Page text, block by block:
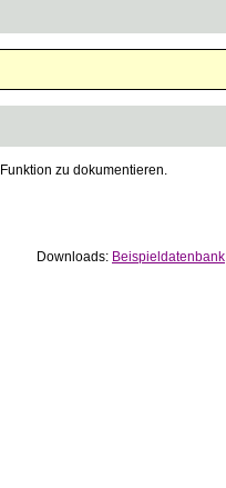
zu dokumentieren.
Downloads: Beispieldatenbank